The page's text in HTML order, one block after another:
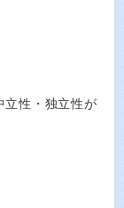
立性・独立性が